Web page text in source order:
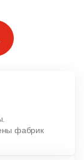
фабрик